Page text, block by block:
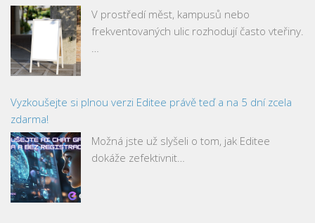
V prostředí měst, kampusů nebo
frekventovaných ulic rozhodují často vteřiny.
Vyzkoušejte si plnou verzi Editee právě teď a na 5 dní zcela
zdarma!
Možná jste už slyšeli o tom, jak Editee
dokáže zefektivnit…